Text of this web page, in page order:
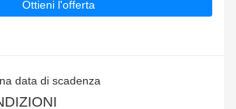
Ottieni l'offerta
data di scadenza